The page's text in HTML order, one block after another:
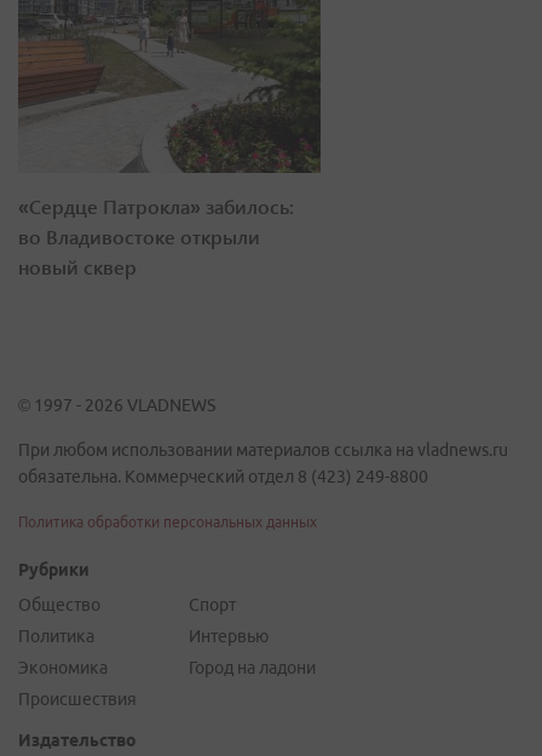
«Сердце Патрокла» забилось:
во Владивостоке открыли
новый сквер
© 1997 - 2026 VLADNEWS
При любом использовании материалов ссылка на vladnews.ru
обязательна. Коммерческий отдел 8 (423) 249-8800
Политика обработки персональных данных
Рубрики
Общество
Политика
Экономика
Происшествия
Спорт
Интервью
Город на ладони
Издательство